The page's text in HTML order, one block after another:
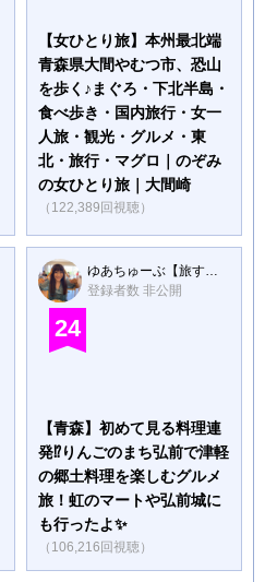
【女ひとり旅】本州最北端
青森県大間やむつ市、恐山
を歩く♪まぐろ・下北半島・
食べ歩き・国内旅行・女一
人旅・観光・グルメ・東
北・旅行・マグロ｜のぞみ
の女ひとり旅｜大間崎
（122,389回視聴）
ゆあちゅーぶ【旅するOL日記】
登録者数 非公開
24
【青森】初めて見る料理連
発⁉︎りんごのまち弘前で津軽
の郷土料理を楽しむグルメ
旅！虹のマートや弘前城に
も行ったよ✨
（106,216回視聴）